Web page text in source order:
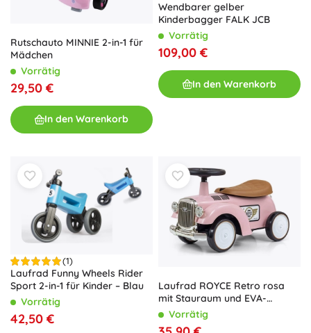
Rutschauto MINNIE 2-in-1 für
Mädchen
Vorrätig
29,50 €
In den Warenkorb
Wendbarer gelber
Kinderbagger FALK JCB
Vorrätig
109,00 €
In den Warenkorb
(1)
Laufrad Funny Wheels Rider
Sport 2-in-1 für Kinder – Blau
Vorrätig
42,50 €
Laufrad ROYCE Retro rosa
mit Stauraum und EVA-
Rädern
Vorrätig